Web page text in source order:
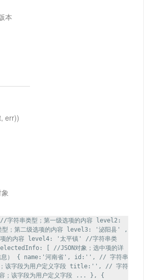
本
err))
串类型；第一级选项的内容 level2:
；第二级选项的内容 level3: '泌阳县' ,
项的内容 level4: '太平镇' //字符串类
[ //JSON对象；选中项的详
信息） { name:'河南省', id:'', // 字符串
；该字段为用户定义字段 title:'', // 字符
容；该字段为用户定义字段 ... }, {